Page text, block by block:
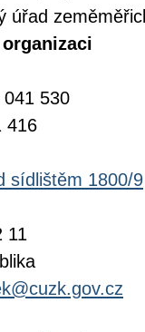
úřad
530
416
sídlištěm 1800/9
11